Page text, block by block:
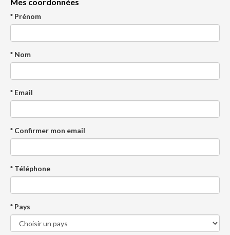
Mes coordonnées
* Prénom
* Nom
* Email
* Confirmer mon email
* Téléphone
* Pays